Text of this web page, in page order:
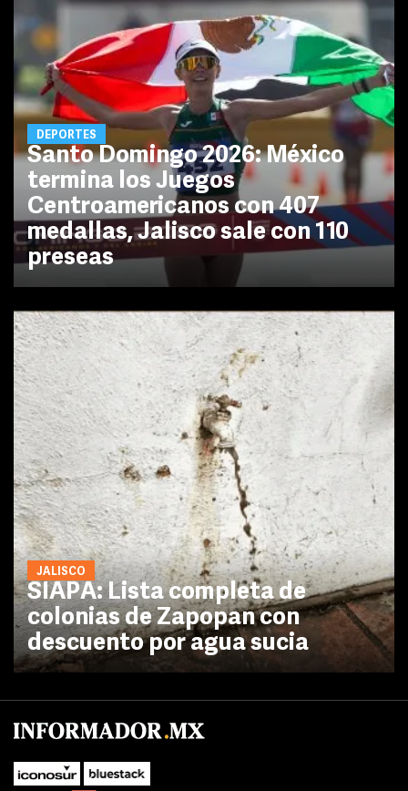
DEPORTES
Santo Domingo 2026: México
termina los Juegos
Centroamericanos con 407
medallas, Jalisco sale con 110
preseas
JALISCO
SIAPA: Lista completa de
colonias de Zapopan con
descuento por agua sucia